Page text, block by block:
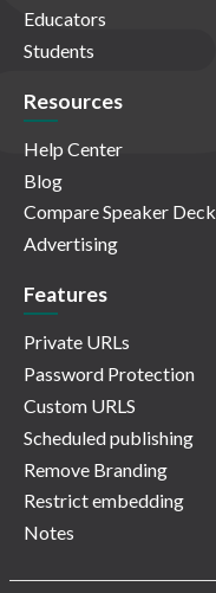
Educators
Students
Resources
Help Center
Blog
Compare Speaker Deck
Advertising
Features
Private URLs
Password Protection
Custom URLS
Scheduled publishing
Remove Branding
Restrict embedding
Notes